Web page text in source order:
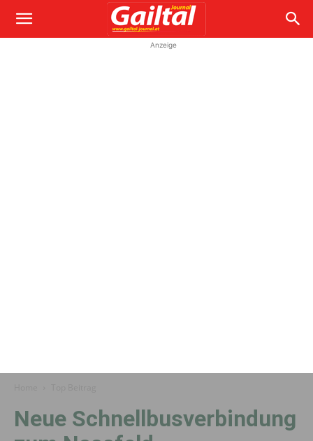
Anzeige
Neue Schnellbusverbindung